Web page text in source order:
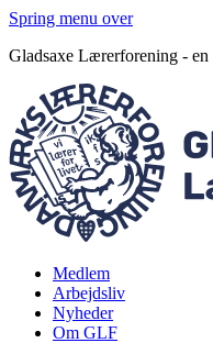
Spring menu over
Gladsaxe Lærerforening -
Medlem
Arbejdsliv
Nyheder
Om GLF